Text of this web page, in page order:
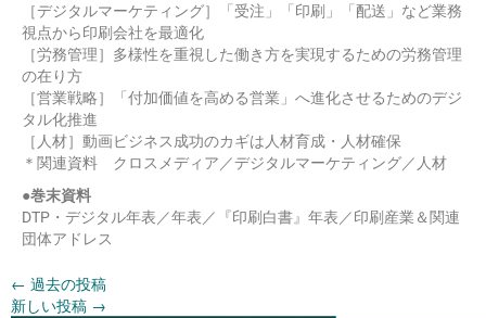
［デジタルマーケティング］「受注」「印刷」「配送」など業務
視点から印刷会社を最適化
［労務管理］多様性を重視した働き方を実現するための労務管理
の在り方
［営業戦略］「付加価値を高める営業」へ進化させるためのデジ
タル化推進
［人材］動画ビジネス成功のカギは人材育成・人材確保
＊関連資料 クロスメディア／デジタルマーケティング／人材
●巻末資料
DTP・デジタル年表／年表／『印刷白書』年表／印刷産業＆関連
団体アドレス
← 過去の投稿
新しい投稿 →